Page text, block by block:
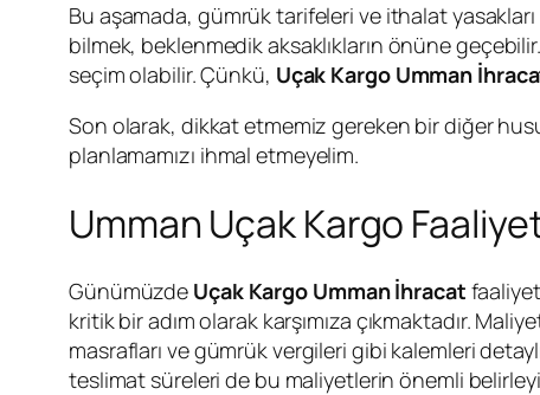
Bu aşamada, gümrük tarifeleri ve ithalat
bilmek, beklenmedik aksaklıkların önüne
seçim olabilir. Çünkü, Uçak Kargo Umman
Son olarak, dikkat etmemiz gereken bir diğer
planlamamızı ihmal etmeyelim.
Umman Uçak Kargo
Günümüzde Uçak Kargo Umman İhracat
kritik bir adım olarak karşımıza çıkmaktadır.
masrafları ve gümrük vergileri gibi kalemleri
teslimat süreleri de bu maliyetlerin önemli